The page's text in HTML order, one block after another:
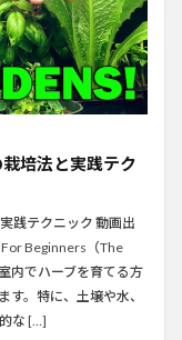
培法と実践テク
践テクニック 動画出
Beginners（The
内でハーブを育てる方
。特に、土壌や水、
な […]